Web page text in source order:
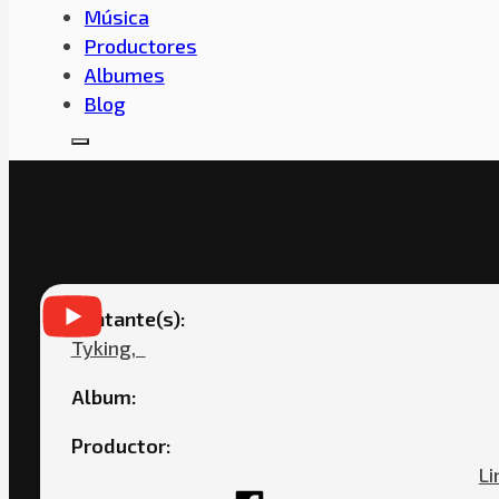
Música
Productores
Albumes
Blog
Cantante(s):
Tyking,ㅤㅤ
Album:
Productor: